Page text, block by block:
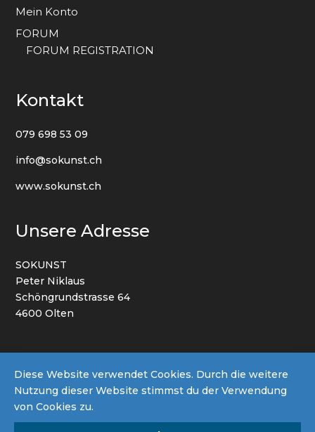
Mein Konto
FORUM
FORUM REGISTRATION
Kontakt
079 698 53 09
info@sokunst.ch
www.sokunst.ch
Unsere Adresse
SOKUNST
Peter Niklaus
Schöngrundstrasse 64
4600 Olten
AGB Datenschutz Impressum
© 2022 By SOKUNST | Powered by
GmbH| all right reserved.
Diese Website verwendet Cookies. Durch die weitere
Nutzung dieser Website stimmst du der Verwendung
von Cookies zu.